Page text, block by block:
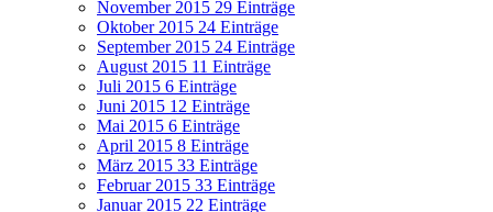
November 2015 29 Einträge
Oktober 2015 24 Einträge
September 2015 24 Einträge
August 2015 11 Einträge
Juli 2015 6 Einträge
Juni 2015 12 Einträge
Mai 2015 6 Einträge
April 2015 8 Einträge
März 2015 33 Einträge
Februar 2015 33 Einträge
Januar 2015 22 Einträge